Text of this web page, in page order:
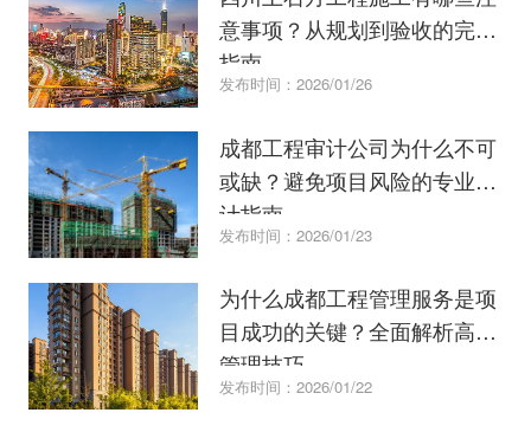
意事项？从规划到验收的完整
指南
发布时间：2026/01/26
成都工程审计公司为什么不可
或缺？避免项目风险的专业审
计指南。
发布时间：2026/01/23
为什么成都工程管理服务是项
目成功的关键？全面解析高效
管理技巧。
发布时间：2026/01/22